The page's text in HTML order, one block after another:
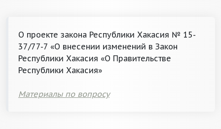
О проекте закона Республики Хакасия № 15-
37/77-7 «О внесении изменений в Закон
Республики Хакасия «О Правительстве
Республики Хакасия»
Материалы по вопросу